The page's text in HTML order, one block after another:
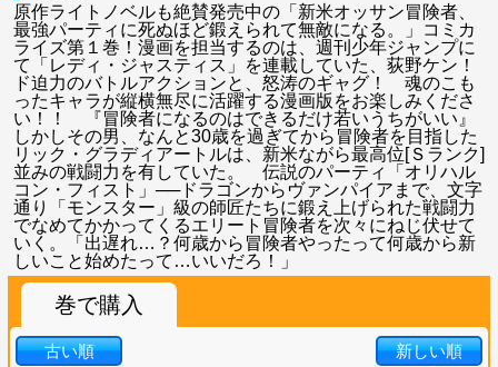
原作ライトノベルも絶賛発売中の「新米オッサン冒険者、
最強パーティに死ぬほど鍛えられて無敵になる。」コミカ
ライズ第１巻！漫画を担当するのは、週刊少年ジャンプに
て「レディ・ジャスティス」を連載していた、荻野ケン！
ド迫力のバトルアクションと、怒涛のギャグ！ 魂のこも
ったキャラが縦横無尽に活躍する漫画版をお楽しみくださ
い！！ 『冒険者になるのはできるだけ若いうちがいい』
しかしその男、なんと30歳を過ぎてから冒険者を目指した
リック・グラディアートルは、新米ながら最高位[Ｓランク]
並みの戦闘力を有していた。 伝説のパーティ「オリハル
コン・フィスト」──ドラゴンからヴァンパイアまで、文字
通り「モンスター」級の師匠たちに鍛え上げられた戦闘力
でなめてかかってくるエリート冒険者を次々にねじ伏せて
いく。「出遅れ…？何歳から冒険者やったって何歳から新
しいこと始めたって…いいだろ！」
巻で購入
古い順 新しい順